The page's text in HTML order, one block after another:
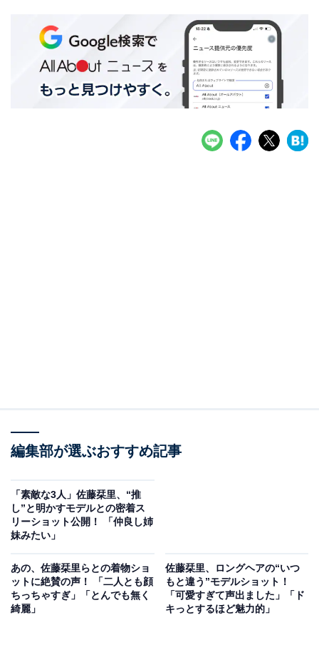
編集部が選ぶおすすめ記事
「素敵な3人」佐藤栞里、“推
し”と明かすモデルとの密着ス
リーショット公開！ 「仲良し姉
妹みたい」
あの、佐藤栞里らとの着物ショ
ットに絶賛の声！ 「二人とも顔
ちっちゃすぎ」「とんでも無く
綺麗」
佐藤栞里、ロングヘアの“いつ
もと違う”モデルショット！
「可愛すぎて声出ました」「ド
キっとするほど魅力的」